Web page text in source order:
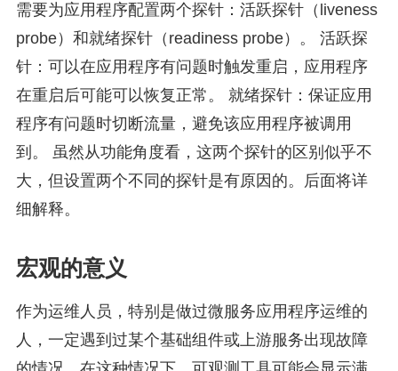
需要为应用程序配置两个探针：活跃探针（liveness
probe）和就绪探针（readiness probe）。 活跃探
针：可以在应用程序有问题时触发重启，应用程序
在重启后可能可以恢复正常。 就绪探针：保证应用
程序有问题时切断流量，避免该应用程序被调用
到。 虽然从功能角度看，这两个探针的区别似乎不
大，但设置两个不同的探针是有原因的。后面将详
细解释。
宏观的意义
作为运维人员，特别是做过微服务应用程序运维的
人，一定遇到过某个基础组件或上游服务出现故障